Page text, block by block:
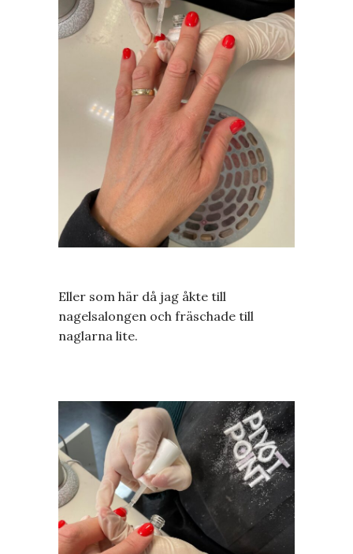
Eller som här då jag åkte till
nagelsalongen och fräschade till
naglarna lite.